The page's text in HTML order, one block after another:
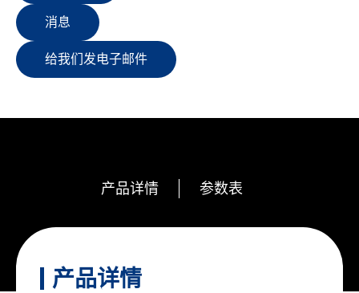
消息
给我们发电子邮件
产品详情 参数表
产品详情